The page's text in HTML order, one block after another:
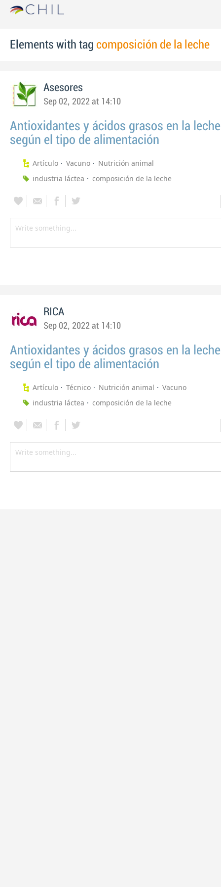
Elements with tag composición de la leche
Asesores
Sep 02, 2022 at 14:10
Antioxidantes y ácidos grasos en la
según el tipo de alimentación
Artículo Vacuno
Nutrición animal
industria láctea
composición de la leche
RICA
Sep 02, 2022 at 14:10
Antioxidantes y ácidos grasos en la
según el tipo de alimentación
Artículo Técnico Nutrición animal
Vacuno
industria láctea
composición de la leche